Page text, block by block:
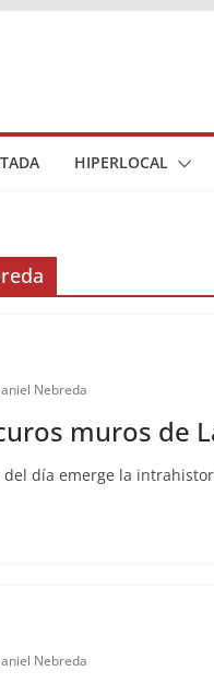
HIPERLOCAL
Nebreda
muros de
día emerge la
Nebreda